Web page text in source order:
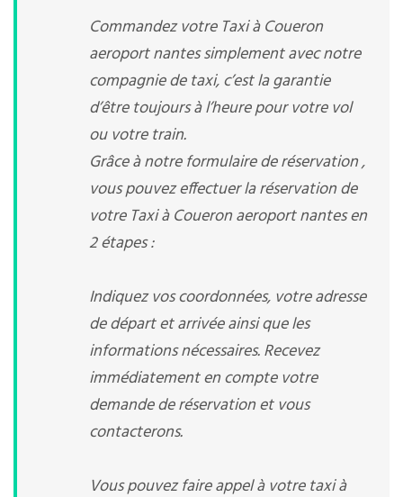
Commandez votre Taxi à Coueron
aeroport nantes simplement avec notre
compagnie de taxi, c’est la garantie
d’être toujours à l’heure pour votre vol
ou votre train.
Grâce à notre formulaire de réservation ,
vous pouvez effectuer la réservation de
votre Taxi à Coueron aeroport nantes en
2 étapes :
Indiquez vos coordonnées, votre adresse
de départ et arrivée ainsi que les
informations nécessaires. Recevez
immédiatement en compte votre
demande de réservation et vous
contacterons.
Vous pouvez faire appel à votre taxi à